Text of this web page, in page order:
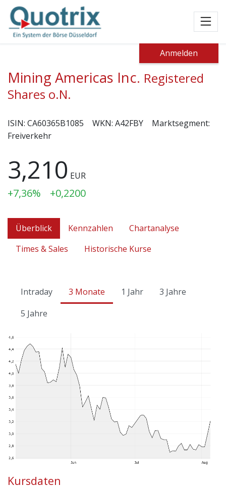
Anmelden
Mining Americas Inc. Registered
Shares o.N.
ISIN: CA60365B1085 WKN: A42FBY
Marktsegment:
Freiverkehr
3,210 EUR
+7,36% +0,2200
Überblick Kennzahlen
Chartanalyse
Times & Sales
Historische Kurse
Intraday 3 Monate 1 Jahr
3 Jahre
5 Jahre
Kursdaten